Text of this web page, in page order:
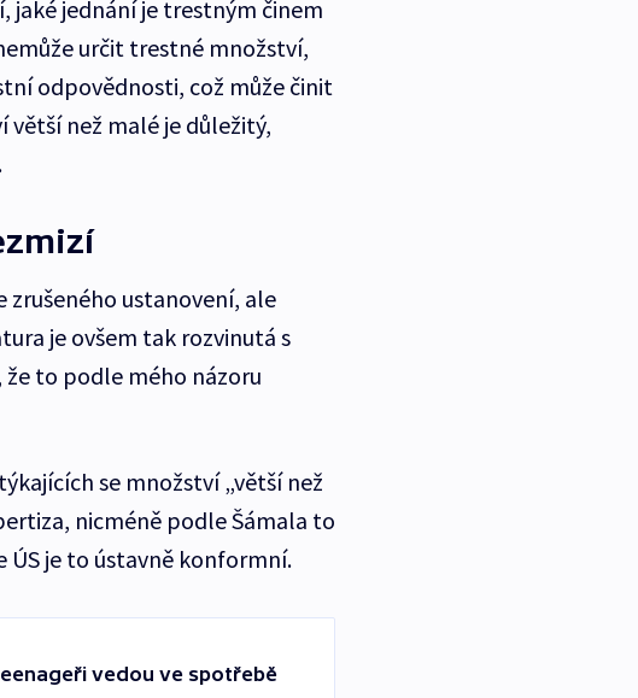
jaké jednání je trestným činem
určit trestné množství,
odpovědnosti, což může činit
větší než malé je důležitý,
ustanovení, ale
je ovšem tak rozvinutá s
to podle mého názoru
se množství „větší než
nicméně podle Šámala to
ÚS je to ústavně konformní.
vedou ve spotřebě